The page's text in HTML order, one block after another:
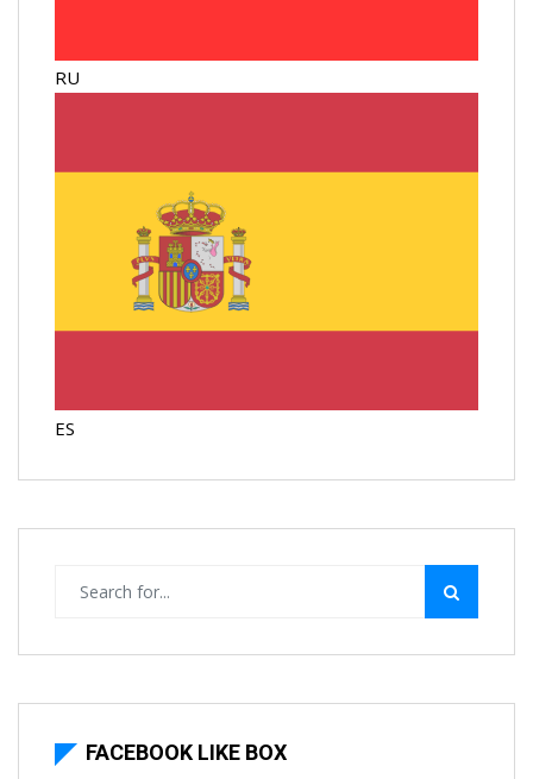
RU
ES
FACEBOOK LIKE BOX